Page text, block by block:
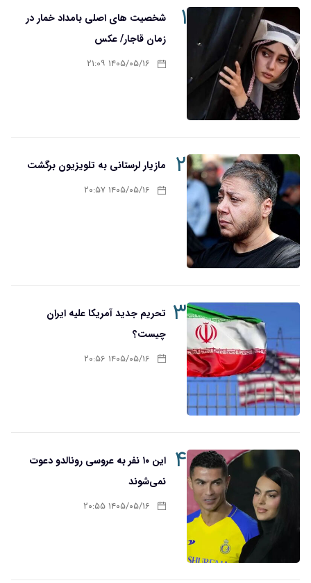
۱
شخصیت های اصلی بامداد خمار در
زمان قاجار/ عکس
۱۴۰۵/۰۵/۱۶ ۲۱:۰۹
۲ مازیار لرستانی به تلویزیون برگشت
۱۴۰۵/۰۵/۱۶ ۲۰:۵۷
۳ تحریم‌ جدید آمریکا علیه ایران
چیست؟
۱۴۰۵/۰۵/۱۶ ۲۰:۵۶
۴
این ۱۰ نفر به عروسی رونالدو دعوت
نمی‌شوند
۱۴۰۵/۰۵/۱۶ ۲۰:۵۵